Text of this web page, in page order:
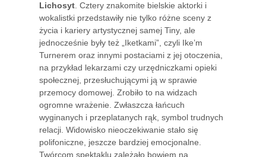
Lichosyt. Cztery znakomite bielskie aktorki i
wokalistki przedstawiły nie tylko różne sceny z
życia i kariery artystycznej samej Tiny, ale
jednocześnie były też „Iketkami”, czyli Ike’m
Turnerem oraz innymi postaciami z jej otoczenia,
na przykład lekarzami czy urzędniczkami opieki
społecznej, przesłuchującymi ją w sprawie
przemocy domowej. Zrobiło to na widzach
ogromne wrażenie. Zwłaszcza łańcuch
wyginanych i przeplatanych rąk, symbol trudnych
relacji. Widowisko nieoczekiwanie stało się
polifoniczne, jeszcze bardziej emocjonalne.
Twórcom spektaklu zależało bowiem na